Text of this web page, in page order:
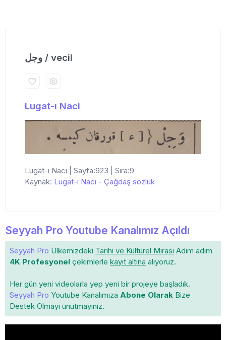
وجل / vecil
Lugat-ı Naci
Lugat-ı Naci | Sayfa:923 | Sıra:9
Kaynak: Lugat-ı Naci - Çağdaş sözlük
Seyyah Pro Youtube Kanalımız Açıldı
Seyyah Pro Ülkemizdeki Tarihi ve Kültürel Mirası Adım adım
4K Profesyonel çekimlerle kayıt altına alıyoruz.
Her gün yeni videolarla yep yeni bir projeye başladık.
Seyyah Pro Youtube Kanalımıza Abone Olarak Bize
Destek Olmayı unutmayınız.